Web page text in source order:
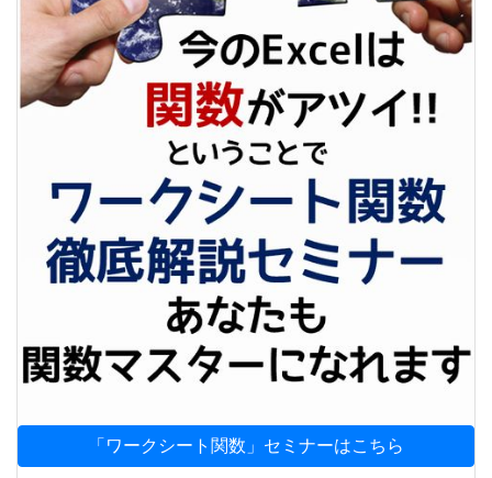
「ワークシート関数」セミナーはこちら